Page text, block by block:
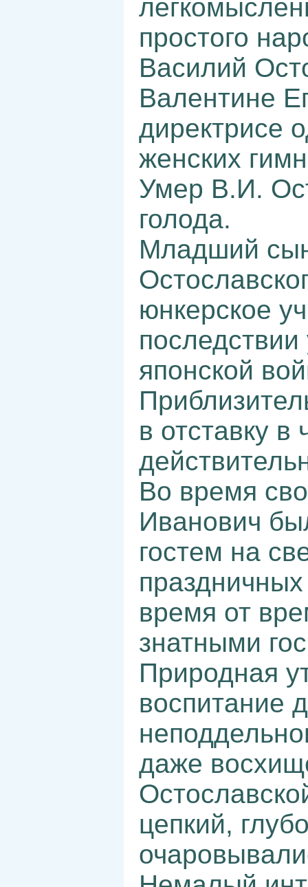
простого
Василий
Валентине
директрисе
женских
Умер В.И.
голода.
Младший
юнкерское
последствии
японской
в отставку в
Во время
Иванович
гостем на
время от
знатными
Природная
воспитание
даже
цепкий,